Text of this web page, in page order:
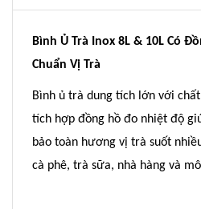
Bình Ủ Trà Inox 8L & 10L Có
Chuẩn Vị Trà
Bình ủ trà dung tích lớn với
tích hợp đồng hồ đo nhiệt độ
bảo toàn hương vị trà suốt
cà phê, trà sữa, nhà hàng và